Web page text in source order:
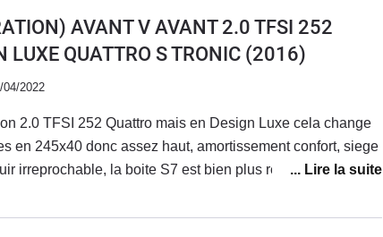
AVANT V AVANT 2.0 TFSI 252
LUXE QUATTRO S TRONIC (2016)
04/2022
2.0 TFSI 252 Quattro mais en Design Luxe cela change
en 245x40 donc assez haut, amortissement confort, siege
irreprochable, la boite S7 est bien plus reactive que sur la
surprenant ( vitre AV feuilletée ). Pour autant le